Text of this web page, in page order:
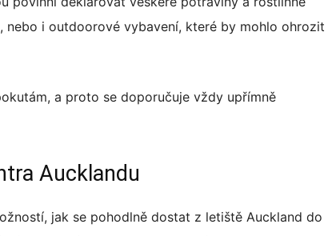
nebo i outdoorové vybavení, které by mohlo ohrozit
a proto se doporučuje vždy upřímně
Aucklandu
jak se pohodlně dostat z letiště Auckland do